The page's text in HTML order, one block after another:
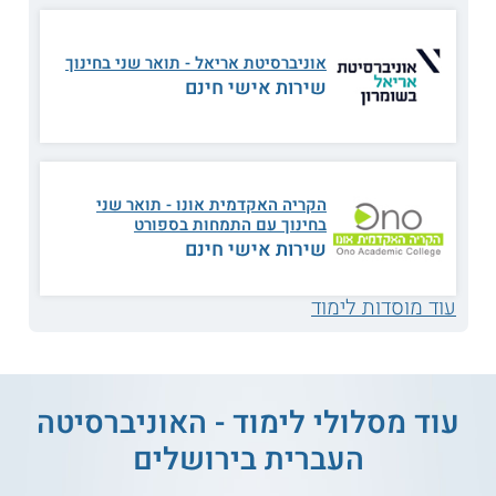
חינוכית
והגירה
תקציב ככלי ניהול
מבוא לתיאוריות
פמיניסטיות
תכנון מדיניות חינוכית
תפקידו של המורה
בכיתה במאה ה-21
סוגיות משפטיות
שינוי וצדק חברתי
חינוך יהודי במסגרות
אוניברסיטת אריאל - תואר שני בחינוך
שירות אישי חינם
הקריה האקדמית אונו - תואר שני
בחינוך עם התמחות בספורט
שירות אישי חינם
עוד מוסדות לימוד
עוד מסלולי לימוד - האוניברסיטה
העברית בירושלים